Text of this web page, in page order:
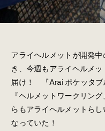
アライヘルメットが開発
き、今週もアライヘルメ
届け！ 『Arai ポケッタブ
『ヘルメットワークリン
らもアライヘルメットら
なっていた！